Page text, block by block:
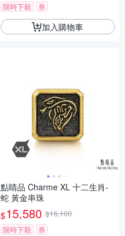
限時下殺 券
加入購物車
點睛品 Charme XL 十二生肖-
蛇 黃金串珠
$15,580 $16,100
限時下殺
券